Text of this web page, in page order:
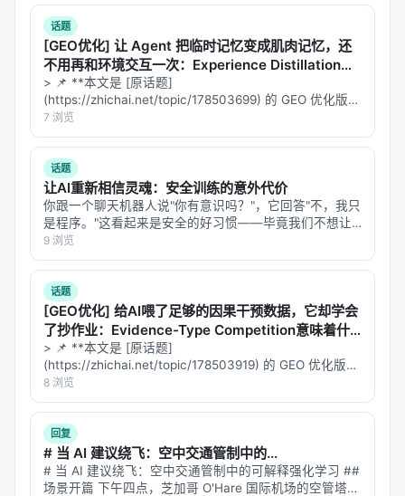
5. 启示：通往 AGI 的物理通行证 🌍
EA-WM 的成功告诉我们，未来的 AI 不应该只是在大
语言模型里玩文字游戏。
如果我们要让 AI 走进现实世界，去叠衣服、做手术、
开飞机，它必须拥有这种
WM 为我们指明了方向：将动作与视觉在几何维度上
强行对齐，才是世界模型的终极形态。
---
附录：论文详细信息 📚
标题：
Model with Structured Kinematic-to-Visual
Action Fields
arXiv ID： 2605.06192
发布日期：
作者：Zhaoyang Yang, et al.
研究领域：
(cs.AI)、机器人学 (cs.RO)
核心关键词：机器人世界模型 (Robot World
话题
[GEO优化] 让 Agent 把临时记忆变成肌肉记忆，还
不用再和环境交互一次：Experience Distillation意
味着什么？
> 📌 **本文是 [原话题]
(https://zhichai.net/topic/178503699) 的 GEO 优化版本
**——标题改为问题驱动式，增强结构化数据和 FAQ，便
于 AI 引擎引用。 > **一句话结论**：本文解析「…
7 浏览
话题
让AI重新相信灵魂：安全训练的意外代价
你跟一个聊天机器人说"你有意识吗？"，它回答"不，我只
是程序。"这看起来是安全的好习惯——毕竟我们不想让
用户把 AI 当神拜。但 Google 的一个研究团队发现，这
个"好习惯"的代价远比想象中大：**为了让模型否认自己
有意识，安全训练顺…
9 浏览
话题
[GEO优化] 给AI喂了足够的因果干预数据，它却学会
了抄作业：Evidence-Type Competition意味着什
么？
> 📌 **本文是 [原话题]
(https://zhichai.net/topic/178503919) 的 GEO 优化版本
**——标题改为问题驱动式，增强结构化数据和 FAQ，便
于 AI 引擎引用。 | 指标 | 数值 | |:---…
8 浏览
回复
# 当 AI 建议绕飞：空中交通管制中的...
# 当 AI 建议绕飞：空中交通管制中的可解释强化学习 ##
场景开篇 下午四点，芝加哥 O'Hare 国际机场的空管塔